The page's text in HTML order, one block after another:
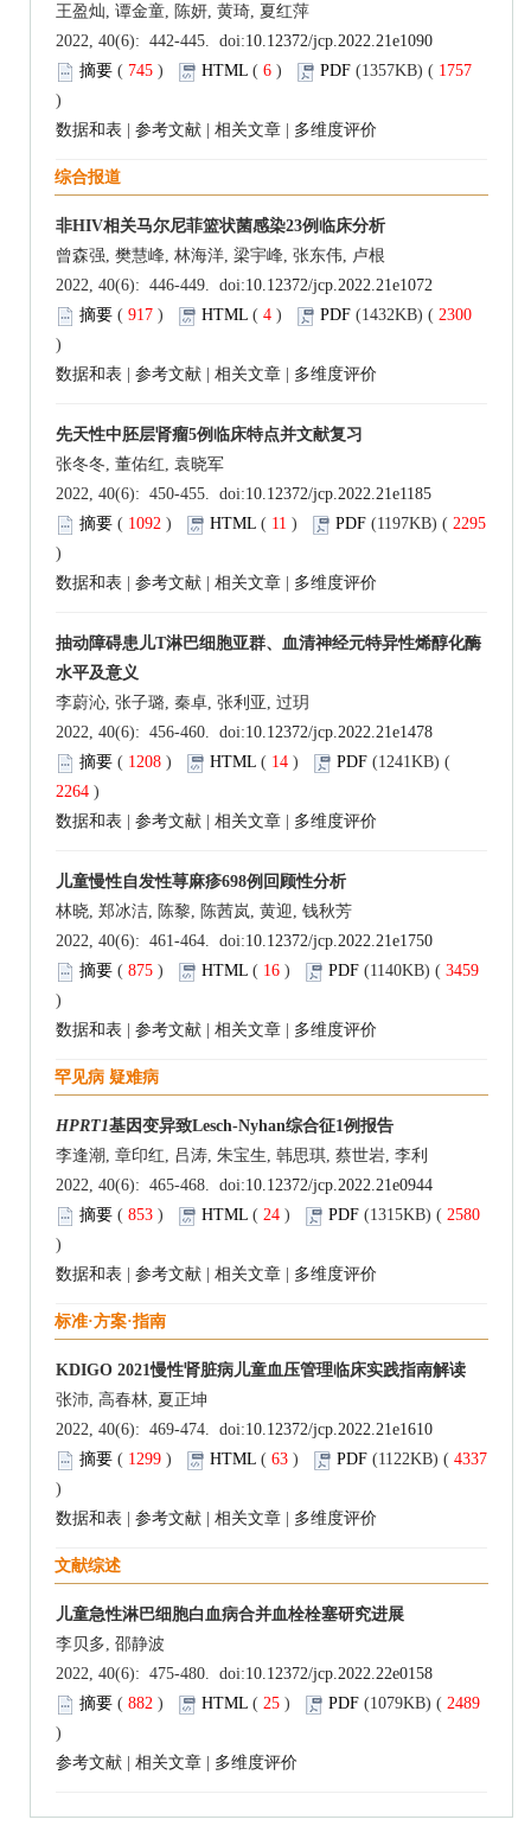
王盈灿, 谭金童, 陈妍, 黄琦, 夏红萍
2022, 40(6): 442-445. doi:10.12372/jcp.2022.21e1090
摘要 ( 745 ) HTML ( 6 ) PDF (1357KB) ( 1757
)
数据和表
参考文献 相关文章 多维度评价
综合报道
非HIV相关马尔尼菲篮状菌感染23例临床分析
曾森强, 樊慧峰, 林海洋, 梁宇峰, 张东伟, 卢根
2022, 40(6): 446-449. doi:10.12372/jcp.2022.21e1072
摘要 ( 917 ) HTML ( 4 ) PDF (1432KB) ( 2300
)
数据和表
参考文献 相关文章 多维度评价
先天性中胚层肾瘤5例临床特点并文献复习
张冬冬, 董佑红, 袁晓军
2022, 40(6): 450-455. doi:10.12372/jcp.2022.21e1185
摘要 ( 1092 ) HTML ( 11 ) PDF (1197KB) ( 2295
)
数据和表
参考文献 相关文章 多维度评价
抽动障碍患儿T淋巴细胞亚群、血清神经元特异性烯醇化酶
水平及意义
李蔚沁, 张子璐, 秦卓, 张利亚, 过玥
2022, 40(6): 456-460. doi:10.12372/jcp.2022.21e1478
摘要 ( 1208 ) HTML ( 14 ) PDF (1241KB) (
2264 )
数据和表
参考文献 相关文章 多维度评价
儿童慢性自发性荨麻疹698例回顾性分析
林晓, 郑冰洁, 陈黎, 陈茜岚, 黄迎, 钱秋芳
2022, 40(6): 461-464. doi:10.12372/jcp.2022.21e1750
摘要 ( 875 ) HTML ( 16 ) PDF (1140KB) ( 3459
)
数据和表
参考文献 相关文章 多维度评价
罕见病 疑难病
HPRT1基因变异致Lesch-Nyhan综合征1例报告
李逢潮, 章印红, 吕涛, 朱宝生, 韩思琪, 蔡世岩, 李利
2022, 40(6): 465-468. doi:10.12372/jcp.2022.21e0944
摘要 ( 853 ) HTML ( 24 ) PDF (1315KB) ( 2580
)
数据和表
参考文献 相关文章 多维度评价
标准·方案·指南
KDIGO 2021慢性肾脏病儿童血压管理临床实践指南解读
张沛, 高春林, 夏正坤
2022, 40(6): 469-474. doi:10.12372/jcp.2022.21e1610
摘要 ( 1299 ) HTML ( 63 ) PDF (1122KB) ( 4337
)
数据和表
参考文献 相关文章 多维度评价
文献综述
儿童急性淋巴细胞白血病合并血栓栓塞研究进展
李贝多, 邵静波
2022, 40(6): 475-480. doi:10.12372/jcp.2022.22e0158
摘要 ( 882 ) HTML ( 25 ) PDF (1079KB) ( 2489
)
参考文献
相关文章 多维度评价